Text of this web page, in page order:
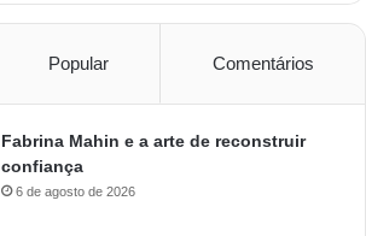
Popular Comentários
Fabrina Mahin e a arte de reconstruir
confiança
6 de agosto de 2026